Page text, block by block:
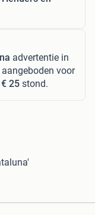
advertentie in
voor
€ 25 stond.